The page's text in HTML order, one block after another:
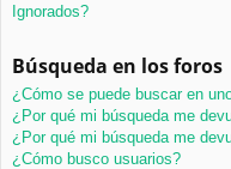
Ignorados?
Búsqueda en los foros
¿Cómo se puede buscar en
¿Por qué mi búsqueda me
¿Por qué mi búsqueda me
¿Cómo busco usuarios?